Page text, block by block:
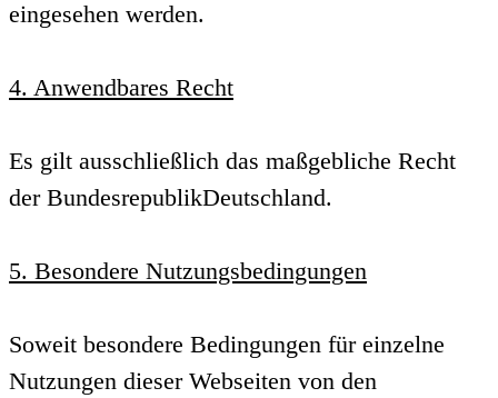
eingesehen werden.
4. Anwendbares Recht
Es gilt ausschließlich das maßgebliche Recht
der BundesrepublikDeutschland.
5. Besondere Nutzungsbedingungen
Soweit besondere Bedingungen für einzelne
Nutzungen dieser Webseiten von den